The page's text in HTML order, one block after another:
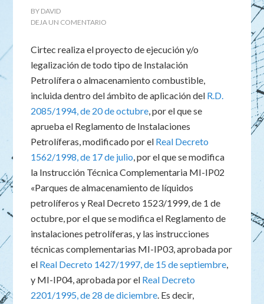
BY DAVID
DEJA UN COMENTARIO
Cirtec realiza el proyecto de ejecución y/o
legalización de todo tipo de Instalación
Petrolífera o almacenamiento combustible,
incluida dentro del ámbito de aplicación del R.D.
2085/1994, de 20 de octubre, por el que se
aprueba el Reglamento de Instalaciones
Petrolíferas, modificado por el Real Decreto
1562/1998, de 17 de julio, por el que se modifica
la Instrucción Técnica Complementaria MI-IP02
«Parques de almacenamiento de líquidos
petrolíferos y Real Decreto 1523/1999, de 1 de
octubre, por el que se modifica el Reglamento de
instalaciones petrolíferas, y las instrucciones
técnicas complementarias MI-IP03, aprobada por
el Real Decreto 1427/1997, de 15 de septiembre,
y MI-IP04, aprobada por el Real Decreto
2201/1995, de 28 de diciembre. Es decir,